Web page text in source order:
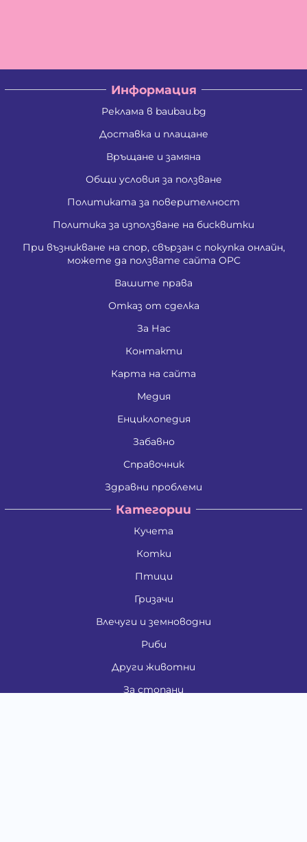
Информация
Реклама в baubau.bg
Доставка и плащане
Връщане и замяна
Общи условия за ползване
Политиката за поверителност
Политика за използване на бисквитки
При възникване на спор, свързан с покупка онлайн,
можете да ползвате сайта ОРС
Вашите права
Отказ от сделка
За Нас
Контакти
Карта на сайта
Медия
Енциклопедия
Забавно
Справочник
Здравни проблеми
Категории
Кучета
Котки
Птици
Гризачи
Влечуги и земноводни
Риби
Други животни
За стопани